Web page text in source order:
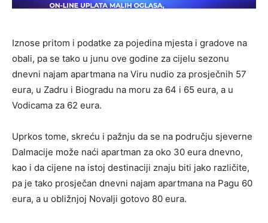
Iznose pritom i podatke za pojedina mjesta i gradove na
obali, pa se tako u junu ove godine za cijelu sezonu
dnevni najam apartmana na Viru nudio za prosječnih 57
eura, u Zadru i Biogradu na moru za 64 i 65 eura, a u
Vodicama za 62 eura.
Uprkos tome, skreću i pažnju da se na području sjeverne
Dalmacije može naći apartman za oko 30 eura dnevno,
kao i da cijene na istoj destinaciji znaju biti jako različite,
pa je tako prosječan dnevni najam apartmana na Pagu 60
eura, a u obližnjoj Novalji gotovo 80 eura.